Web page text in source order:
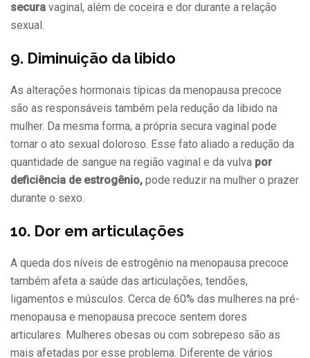
secura vaginal, além de coceira e dor durante a relação
sexual.
9. Diminuição da libido
As alterações hormonais típicas da menopausa precoce
são as responsáveis também pela redução da libido na
mulher. Da mesma forma, a própria secura vaginal pode
tornar o ato sexual doloroso. Esse fato aliado a redução da
quantidade de sangue na região vaginal e da vulva por
deficiência de estrogênio, pode reduzir na mulher o prazer
durante o sexo.
10. Dor em articulações
A queda dos níveis de estrogênio na menopausa precoce
também afeta a saúde das articulações, tendões,
ligamentos e músculos. Cerca de 60% das mulheres na pré-
menopausa e menopausa precoce sentem dores
articulares. Mulheres obesas ou com sobrepeso são as
mais afetadas por esse problema. Diferente de vários